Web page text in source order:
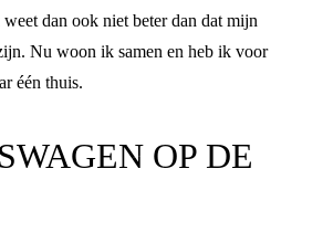
dan ook niet beter dan dat mijn
Nu woon ik samen en heb ik voor
één thuis.
OP DE